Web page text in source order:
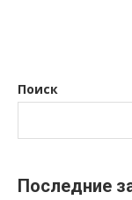
Поиск
Последние